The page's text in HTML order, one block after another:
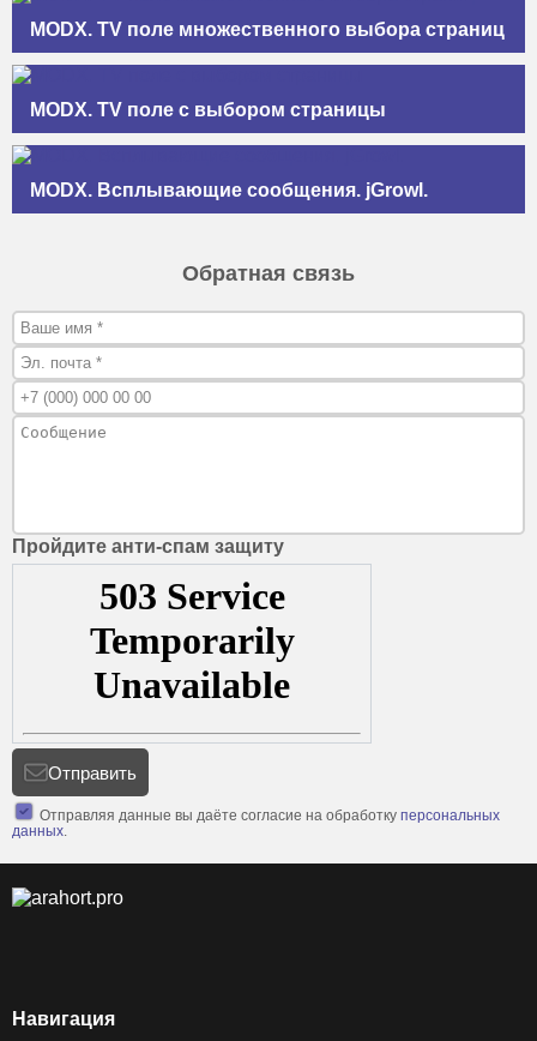
MODX. TV поле множественного выбора страниц
MODX. TV поле с выбором страницы
MODX. Всплывающие сообщения. jGrowl.
Обратная связь
Пройдите анти-спам защиту
Отправить
Отправляя данные вы даёте согласие на обработку персональных
данных.
Навигация